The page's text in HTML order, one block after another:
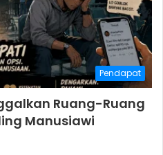
Pendapat
Ruang-Ruang
Manusiawi